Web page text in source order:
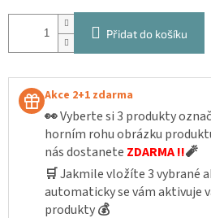
Přidat do košíku
Akce 2+1 zdarma
👀Vyberte si 3 produkty
horním rohu obrázku
nás dostanete ZDARMA !!🧨
🛒Jakmile vložíte 3 vybrané
automaticky se vám aktivuje
produkty💰